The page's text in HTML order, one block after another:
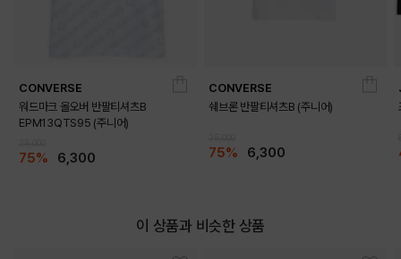
CONVERSE
워드마크 올오버 반팔티셔츠B
EPM13QTS95 (주니어)
75% 6,300
CONVERSE
쉐브론 반팔티셔츠B (주니어)
75% 6,300
이 상품과 비슷한 상품